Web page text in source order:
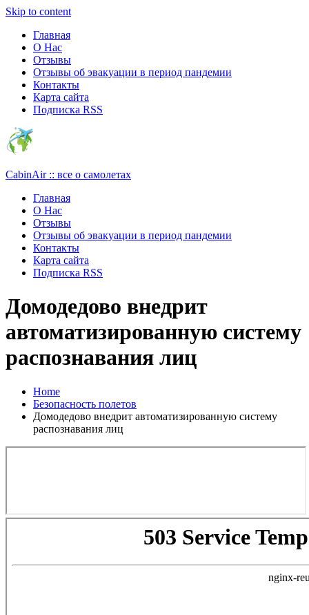
Skip to content
Главная
О Нас
Отзывы
Отзывы об эвакуации в период пандемии
Контакты
Карта сайта
Подписка RSS
CabinAir :: все о самолетах
Главная
О Нас
Отзывы
Отзывы об эвакуации в период пандемии
Контакты
Карта сайта
Подписка RSS
Домодедово внедрит
автоматизированную систему
распознавания лиц
Home
Безопасность полетов
Домодедово внедрит автоматизированную систему
распознавания лиц